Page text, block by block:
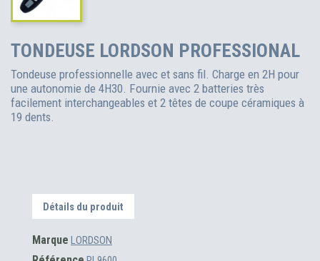
TONDEUSE LORDSON PROFESSIONAL
Tondeuse professionnelle avec et sans fil. Charge en 2H pour
une autonomie de 4H30. Fournie avec 2 batteries très
facilement interchangeables et 2 têtes de coupe céramiques à
19 dents.
Détails du produit
Marque LORDSON